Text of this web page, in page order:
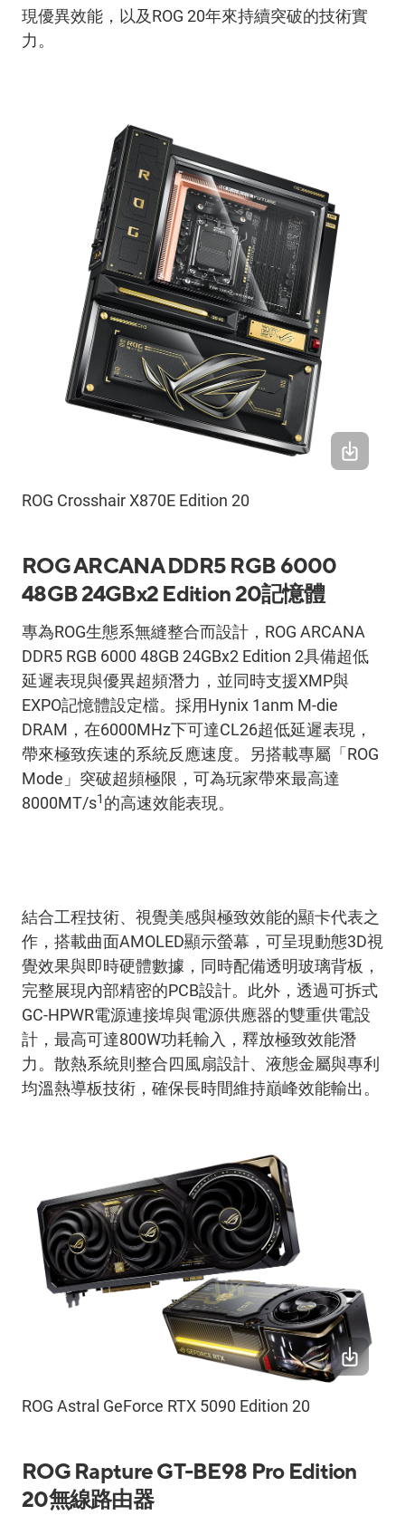
現優異效能，以及ROG 20年來持續突破的技術實
力。
ROG Crosshair X870E Edition 20
ROG ARCANA DDR5 RGB 6000
48GB 24GBx2 Edition 20記憶體
專為ROG生態系無縫整合而設計， ROG ARCANA
DDR5 RGB 6000 48GB 24GBx2 Edition 2具備超低
延遲表現與優異超頻潛力，並同時支援XMP與
EXPO記憶體設定檔。採用Hynix 1anm M-die
DRAM ，在6000MHz下可達CL26超低延遲表現，
帶來極致疾速的系統反應速度。另搭載專屬「 ROG
Mode 」突破超頻極限，可為玩家帶來最高達
8000MT/s1 的高速效能表現。
結合工程技術、視覺美感與極致效能的顯卡代表之
作，搭載曲面AMOLED顯示螢幕，可呈現動態3D視
覺效果與即時硬體數據，同時配備透明玻璃背板，
完整展現內部精密的PCB設計。此外，透過可拆式
GC-HPWR電源連接埠與電源供應器的雙重供電設
計，最高可達800W功耗輸入，釋放極致效能潛
力。散熱系統則整合四風扇設計、液態金屬與專利
均溫熱導板技術，確保長時間維持巔峰效能輸出。
ROG Astral GeForce RTX 5090 Edition 20
ROG Rapture GT-BE98 Pro Edition
20無線路由器